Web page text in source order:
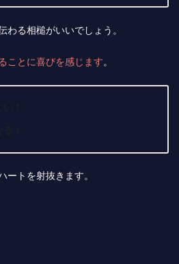
わる相槌がいいでしょう。
ことに喜びを感じます。
ートを射抜きます。